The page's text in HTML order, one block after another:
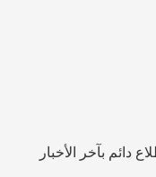
دائم بآخر الأخبار